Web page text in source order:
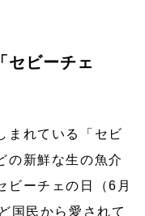
セビーチェ
まれている「セビ
の新鮮な生の魚介
ビーチェの日（6月
国民から愛されて